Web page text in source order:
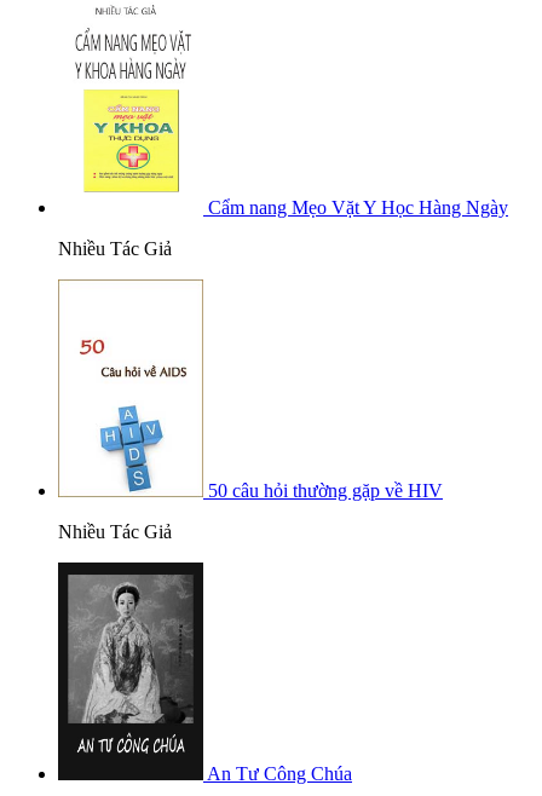
Cẩm nang Mẹo Vặt Y Học Hàng Ngày
Nhiều Tác Giả
50 câu hỏi thường gặp về HIV
Nhiều Tác Giả
An Tư Công Chúa